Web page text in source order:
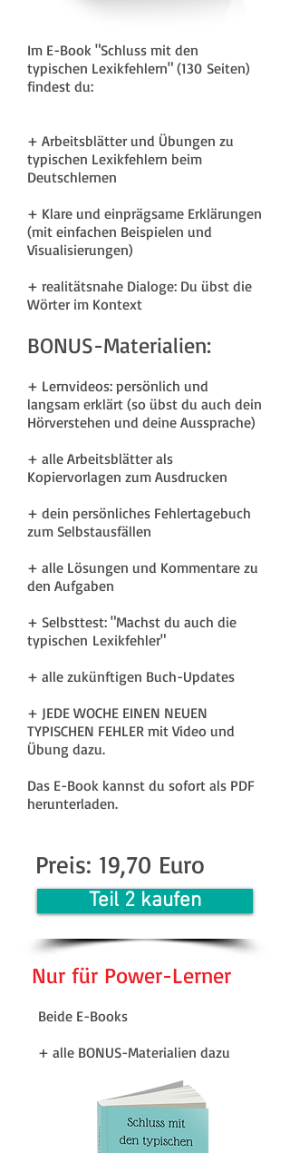
Im E-Book "Schluss mit den
typischen Lexikfehlern" (130 Seiten)
findest du:
+ Arbeitsblätter und Übungen zu
typischen Lexikfehlern beim
Deutschlernen
+ Klare und einprägsame Erklärungen
(mit einfachen Beispielen und
Visualisierungen)
+ realitätsnahe Dialoge: Du übst die
Wörter im Kontext
BONUS-Materialien:
+ Lernvideos: persönlich und
langsam erklärt (so übst du auch dein
Hörverstehen und deine Aussprache)
+ alle Arbeitsblätter als
Kopiervorlagen zum Ausdrucken
+ dein persönliches Fehlertagebuch
zum Selbstausfällen
+ alle Lösungen und Kommentare zu
den Aufgaben
+ Selbsttest: "Machst du auch die
typischen Lexikfehler"
+ alle zukünftigen Buch-Updates
+ JEDE WOCHE EINEN NEUEN
TYPISCHEN FEHLER mit Video und
Übung dazu.
Das E-Book kannst du sofort als PDF
herunterladen.
Preis: 19,70 Euro
Teil 2 kaufen
Nur für Power-Lerner
Beide E-Books
+ alle BONUS-Materialien dazu